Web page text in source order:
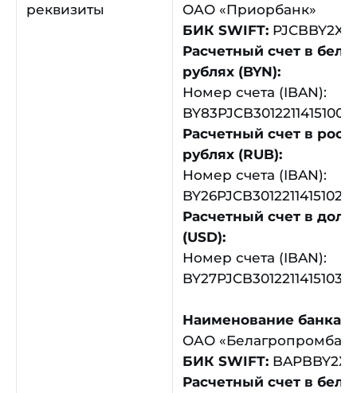
реквизиты
ОАО «Приорбанк»
БИК SWIFT: PJCBBY2X
Расчетный счет в
рублях (BYN):
Номер счета (IBAN):
Расчетный счет в
рублях (RUB):
Номер счета (IBAN):
Расчетный счет в
(USD):
Номер счета (IBAN):
Наименование банка:
ОАО
БИК SWIFT: BAPBBY2X
Расчетный счет в